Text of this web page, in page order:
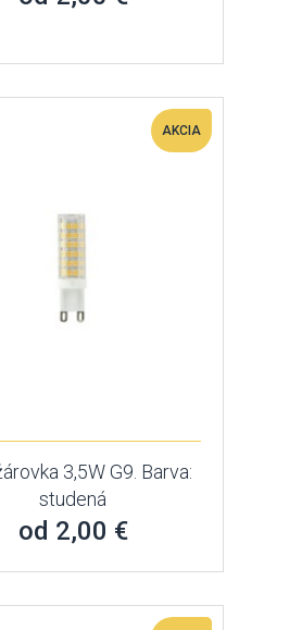
AKCIA
3,5W G9. Barva:
studená
od 2,00 €